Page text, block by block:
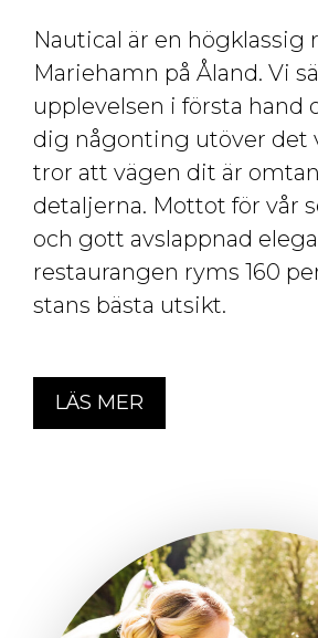
Nautical är en högklassig
Mariehamn på Åland. Vi
upplevelsen i första hand
dig någonting utöver det
tror att vägen dit är
detaljerna. Mottot för vår
och gott avslappnad
restaurangen ryms 160
stans bästa utsikt.
LÄS MER